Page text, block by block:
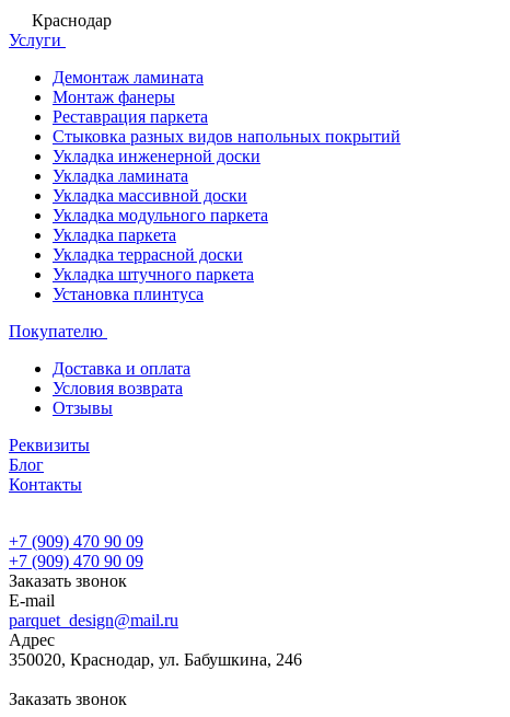
Краснодар
Услуги
Демонтаж ламината
Монтаж фанеры
Реставрация паркета
Стыковка разных видов напольных покрытий
Укладка инженерной доски
Укладка ламината
Укладка массивной доски
Укладка модульного паркета
Укладка паркета
Укладка террасной доски
Укладка штучного паркета
Установка плинтуса
Покупателю
Доставка и оплата
Условия возврата
Отзывы
Реквизиты
Блог
Контакты
+7 (909) 470 90 09
+7 (909) 470 90 09
Заказать звонок
E-mail
parquet_design@mail.ru
Адрес
350020, Краснодар, ул. Бабушкина, 246
Заказать звонок